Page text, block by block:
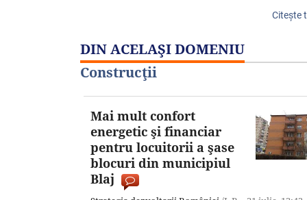
Citeşte
DIN ACELAŞI DOMENIU
Construcţii
Mai mult confort
energetic şi financiar
pentru locuitorii a şase
blocuri din municipiul
Blaj